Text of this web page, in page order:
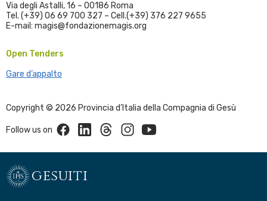
Via degli Astalli, 16 – 00186 Roma
Tel. (+39) 06 69 700 327 – Cell.(+39) 376 227 9655
E-mail: magis@fondazionemagis.org
Open Tenders
Gare d’appalto
Copyright © 2026 Provincia d’Italia della Compagnia di Gesù
Follow us on FacebookLinkedinThreadsInstagramYoutube
gesuiti